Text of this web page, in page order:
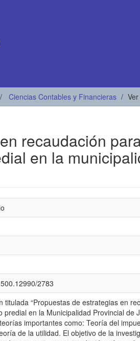
Ciencias Contables y Financieras
recaudación
en la
2783
titulada “Propuestas de estrategias en
predial en la Municipalidad Provincial de
importantes como: Teoría del
de la utilidad. El objetivo de la